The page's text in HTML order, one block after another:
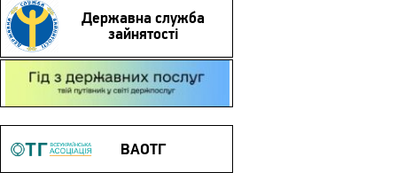
Державна служба
зайнятості
Гід з державних послуг
ВАОТГ